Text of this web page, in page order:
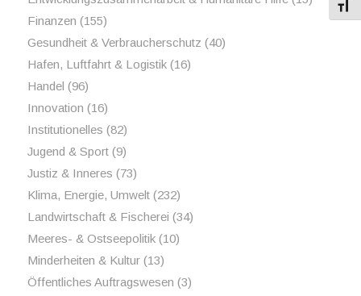
Finanzen (155)
Gesundheit & Verbraucherschutz (40)
Hafen, Luftfahrt & Logistik(16)
Handel (96)
Innovation (16)
Institutionelles (82)
Jugend & Sport(9)
Justiz & Inneres (73)
Klima, Energie, Umwelt(232)
Landwirtschaft & Fischerei (34)
Meeres- & Ostseepolitik(10)
Minderheiten & Kultur(13)
Öffentliches Auftragswesen (3)